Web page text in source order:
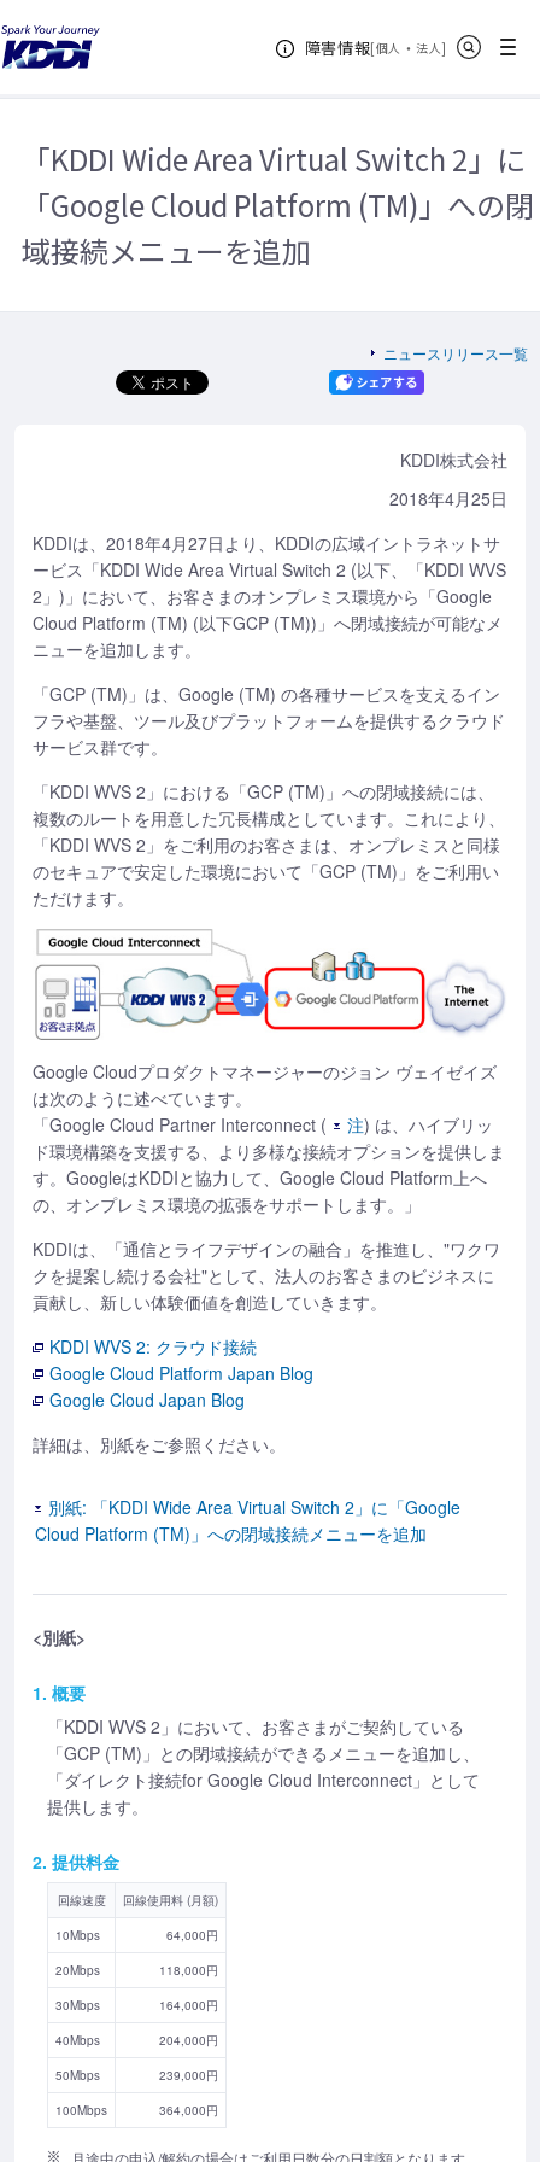
障害情報[個人 ・ 法人新規ウィンドウ
]
メニュー
KDDIホーム
「KDDI Wide Area Virtual Switch 2」に「Google Cloud Platform (TM)」へ
の閉域接続メニューを追加
「KDDI Wide Area Virtual Switch 2」に
「Google Cloud Platform (TM)」への閉
域接続メニューを追加
ニュースリリース一覧
KDDI株式会社
2018年4月25日
KDDIは、2018年4月27日より、KDDIの広域イントラネットサ
ービス「KDDI Wide Area Virtual Switch 2 (以下、「KDDI WVS
2」)」において、お客さまのオンプレミス環境から「Google
Cloud Platform (TM) (以下GCP (TM))」へ閉域接続が可能なメ
ニューを追加します。
「GCP (TM)」は、Google (TM) の各種サービスを支えるイン
フラや基盤、ツール及びプラットフォームを提供するクラウド
サービス群です。
「KDDI WVS 2」における「GCP (TM)」への閉域接続には、
複数のルートを用意した冗長構成としています。これにより、
「KDDI WVS 2」をご利用のお客さまは、オンプレミスと同様
のセキュアで安定した環境において「GCP (TM)」をご利用い
ただけます。
Google Cloudプロダクトマネージャーのジョン ヴェイゼイズ
は次のように述べています。
「Google Cloud Partner Interconnect (
注) は、ハイブリッ
ド環境構築を支援する、より多様な接続オプションを提供しま
す。GoogleはKDDIと協力して、Google Cloud Platform上へ
の、オンプレミス環境の拡張をサポートします。」
KDDIは、「通信とライフデザインの融合」を推進し、"ワクワ
クを提案し続ける会社"として、法人のお客さまのビジネスに
貢献し、新しい体験価値を創造していきます。
KDDI WVS 2: クラウド接続
Google Cloud Platform Japan Blog
Google Cloud Japan Blog
詳細は、別紙をご参照ください。
別紙: 「KDDI Wide Area Virtual Switch 2」に「Google
Cloud Platform (TM)」への閉域接続メニューを追加
<別紙>
1. 概要
「KDDI WVS 2」において、お客さまがご契約している
「GCP (TM)」との閉域接続ができるメニューを追加し、
「ダイレクト接続for Google Cloud Interconnect」として
提供します。
2. 提供料金
回線速度 回線使用料 (月額)
10Mbps 64,000円
20Mbps 118,000円
30Mbps 164,000円
40Mbps 204,000円
50Mbps 239,000円
100Mbps 364,000円
月途中の申込/解約の場合はご利用日数分の日割額となります。